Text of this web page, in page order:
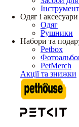
Одяг і аксесуари
Одяг
Рушники
Набори та
Petbox
PetMerch
Акції та знижки